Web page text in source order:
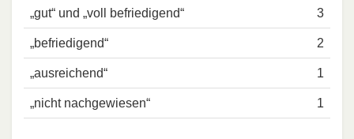
„gut“ und „voll befriedigend“ 3
„befriedigend“ 2
„ausreichend“ 1
„nicht nachgewiesen“ 1